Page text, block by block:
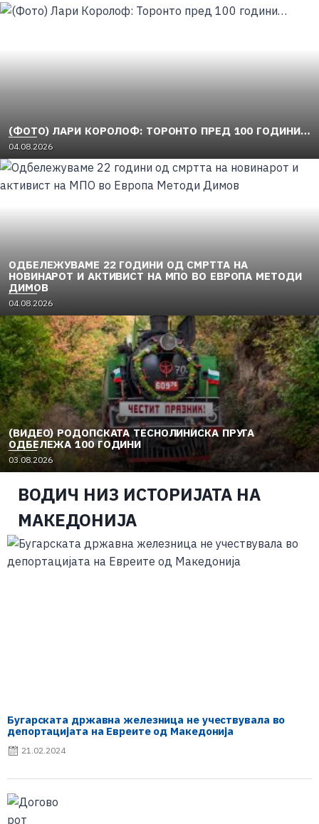
(ФОТО) ЛАРИ КОРОЛОФ: ТОРОНТО ПРЕД 100 ГОДИНИ…
04.08.2026
ОДБЕЛЕЖУВАМЕ 22 ГОДИНИ ОД СМРТТА НА
НОВИНАРОТ И АКТИВИСТ НА МПО ВО ЕВРОПА МЕТОДИ
ДИМОВ
04.08.2026
(ВИДЕО) РОДОПСКАТА ТЕСНОЛИНИСКА ПРУГА
ОДБЕЛЕЖА 100 ГОДИНИ
03.08.2026
ВОДИЧ НИЗ ИСТОРИЈАТА НА
МАКЕДОНИЈА
Бугарската државна железница не учествувала во
депортацијата на Евреите од Македонија
21.02.2024